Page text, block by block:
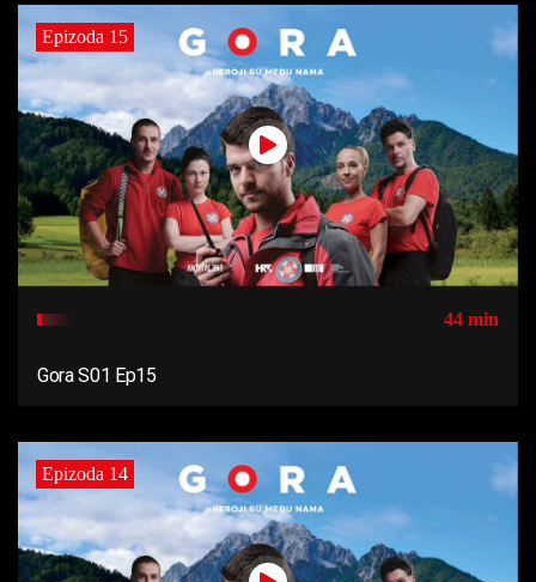
Epizoda 15
44 min
Gora S01 Ep15
Epizoda 14